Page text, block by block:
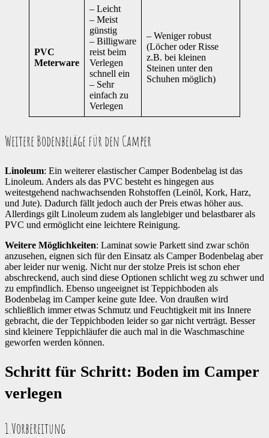
PVC
Meterware
– Leicht
– Meist
günstig
– Billigware
reist beim
Verlegen
schnell ein
– Sehr
einfach zu
Verlegen
– Weniger robust
(Löcher oder Risse
z.B. bei kleinen
Steinen unter den
Schuhen möglich)
Weitere Bodenbeläge für den Camper
Linoleum: Ein weiterer elastischer Camper Bodenbelag ist das
Linoleum. Anders als das PVC besteht es hingegen aus
weitestgehend nachwachsenden Rohstoffen (Leinöl, Kork, Harz,
und Jute). Dadurch fällt jedoch auch der Preis etwas höher aus.
Allerdings gilt Linoleum zudem als langlebiger und belastbarer als
PVC und ermöglicht eine leichtere Reinigung.
Weitere Möglichkeiten: Laminat sowie Parkett sind zwar schön
anzusehen, eignen sich für den Einsatz als Camper Bodenbelag aber
aber leider nur wenig. Nicht nur der stolze Preis ist schon eher
abschreckend, auch sind diese Optionen schlicht weg zu schwer und
zu empfindlich. Ebenso ungeeignet ist Teppichboden als
Bodenbelag im Camper keine gute Idee. Von draußen wird
schließlich immer etwas Schmutz und Feuchtigkeit mit ins Innere
gebracht, die der Teppichboden leider so gar nicht verträgt. Besser
sind kleinere Teppichläufer die auch mal in die Waschmaschine
geworfen werden können.
Schritt für Schritt: Boden im Camper
verlegen
1.Vorbereitung